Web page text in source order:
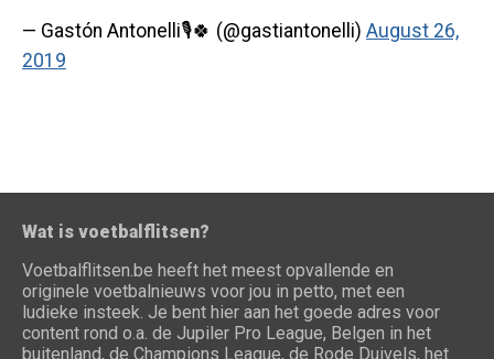
— Gastón Antonelli🎙🍀 (@gastiantonelli) August 26,
2019
Wat is voetbalflitsen?
Voetbalflitsen.be heeft het meest opvallende en
originele voetbalnieuws voor jou in petto, met een
ludieke insteek. Je bent hier aan het goede adres voor
content rond o.a. de Jupiler Pro League, Belgen in het
buitenland, de Champions League, de Rode Duivels, het